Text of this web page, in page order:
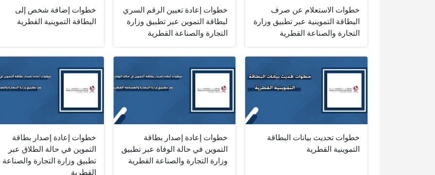
خطوات الاستعلام عن صرف
البطاقة التموينية عبر تطبيق وزارة
التجارة والصناعة القطرية
خطوات إعادة تعيين الرقم السري
لبطاقة التموين عبر تطبيق وزارة
التجارة والصناعة القطرية
خطوات إضافة شخص إلى
البطاقة التموينية القطرية
خطوات تحديث بيانات البطاقة
التموينية القطرية
خطوات إعادة إصدار بطاقة
التموين في حالة الوفاة عبر تطبيق
وزارة التجارة والصناعة القطرية
خطوات إعادة إصدار بطاقة
التموين في حالة الطلاق عبر
تطبيق وزارة التجارة والصناعة
القطرية